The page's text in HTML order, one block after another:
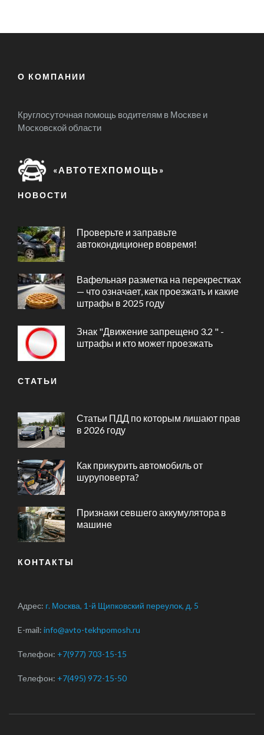
О КОМПАНИИ
Круглосуточная помощь водителям в Москве и
Московской области
«АВТОТЕХПОМОЩЬ»
НОВОСТИ
Проверьте и заправьте
автокондиционер вовремя!
Вафельная разметка на перекрестках
— что означает, как проезжать и какие
штрафы в 2025 году
Знак "Движение запрещено 3.2 " -
штрафы и кто может проезжать
СТАТЬИ
Статьи ПДД по которым лишают прав
в 2026 году
Как прикурить автомобиль от
шуруповерта?
Признаки севшего аккумулятора в
машине
КОНТАКТЫ
Адрес: г. Москва, 1-й Щипковский переулок, д. 5
E-mail: info@avto-tekhpomosh.ru
Телефон: +7(977) 703-15-15
Телефон: +7(495) 972-15-50